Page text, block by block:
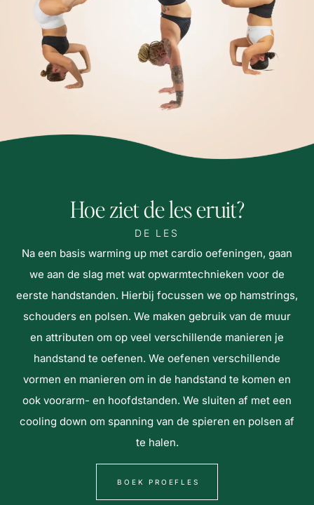
Hoe ziet de les eruit?
DE LES
Na een basis warming up met cardio oefeningen, gaan
we aan de slag met wat opwarmtechnieken voor de
eerste handstanden. Hierbij focussen we op hamstrings,
schouders en polsen. We maken gebruik van de muur
en attributen om op veel verschillende manieren je
handstand te oefenen. We oefenen verschillende
vormen en manieren om in de handstand te komen en
ook voorarm- en hoofdstanden. We sluiten af met een
cooling down om spanning van de spieren en polsen af
te halen.
BOEK PROEFLES